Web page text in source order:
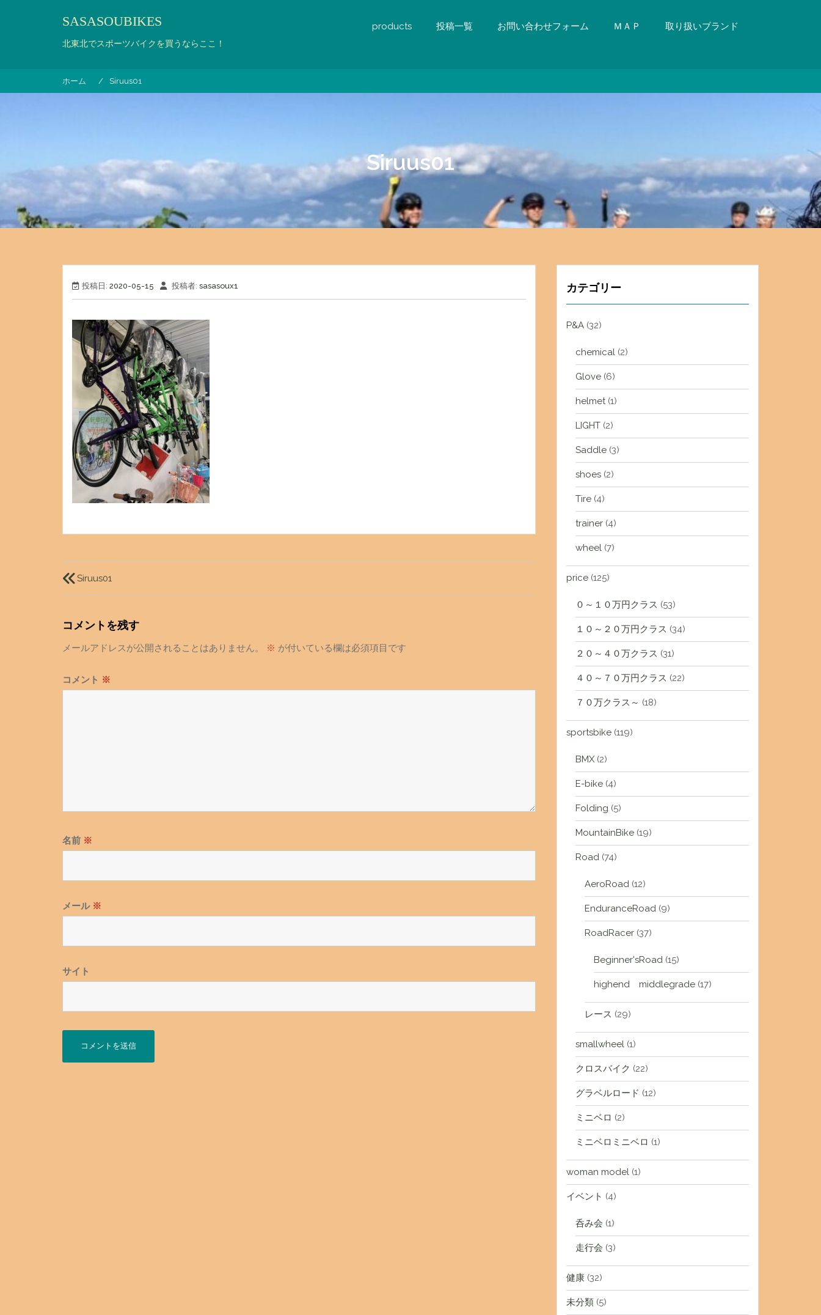
SASASOUBIKES
北東北でスポーツバイクを買うならここ！
products 投稿一覧 お問い合わせフォーム ＭＡＰ 取り扱いブランド
ホーム Siruus01
Siruus01
投稿日: 2020-05-15 投稿者: sasasoux1
投
稿
ナ
ビ
ー
シ
ョ
Siruus01
コメントを残す
メールアドレスが公開されることはありません。 ※ が付いている欄は必須項目です
コメント ※
名前 ※
メール ※
サイト
カテゴリー
P&A (32)
chemical (2)
Glove (6)
helmet(1)
LIGHT (2)
Saddle (3)
shoes (2)
Tire (4)
trainer (4)
wheel (7)
price (125)
０～１０万円クラス (53)
１０～２０万円クラス (34)
２０～４０万クラス (31)
４０～７０万円クラス (22)
７０万クラス～ (18)
sportsbike (119)
BMX (2)
E-bike (4)
Folding (5)
MountainBike (19)
Road (74)
AeroRoad (12)
EnduranceRoad (9)
RoadRacer (37)
Beginner'sRoad (15)
highend middlegrade (17)
レース (29)
smallwheel (1)
クロスバイク (22)
グラベルロード (12)
ミニベロ (2)
ミニベロミニベロ (1)
woman model (1)
イベント (4)
呑み会 (1)
走行会 (3)
健康 (32)
未分類 (5)